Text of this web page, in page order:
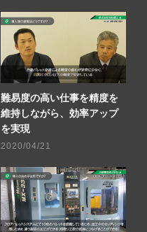
難易度の高い仕事を精度を
維持しながら、効率アップ
を実現
2020/04/21